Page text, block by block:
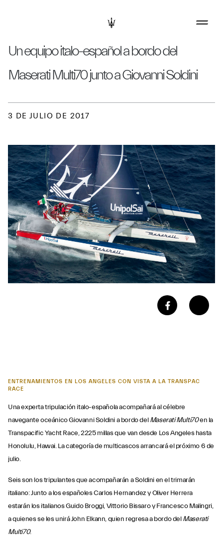
Un equipo italo-español a bordo del
Maserati Multi70 junto a Giovanni Soldini
3 DE JULIO DE 2017
ENTRENAMIENTOS EN LOS ANGELES CON VISTA A LA TRANSPAC
RACE
Una experta tripulación italo-española acompañará al célebre
navegante oceánico Giovanni Soldini a bordo delMaserati Multi70en la
Transpacific Yacht Race, 2225 millas que van desde Los Angeles hasta
Honolulu, Hawai. La categoría de multicascos arrancará el próximo 6 de
julio.
Seis son los tripulantes que acompañarán a Soldini en el trimarán
italiano: Junto a los españoles Carlos Hernandez y Oliver Herrera
estarán los italianos Guido Broggi, Vittorio Bissaro y Francesco Malingri,
a quienes se les unirá John Elkann, quien regresa a bordo delMaserati
Multi70.